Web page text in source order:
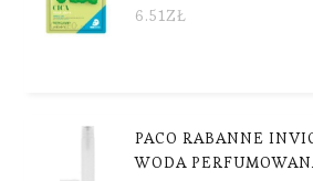
6.51ZŁ
PACO RABANNE
WODA